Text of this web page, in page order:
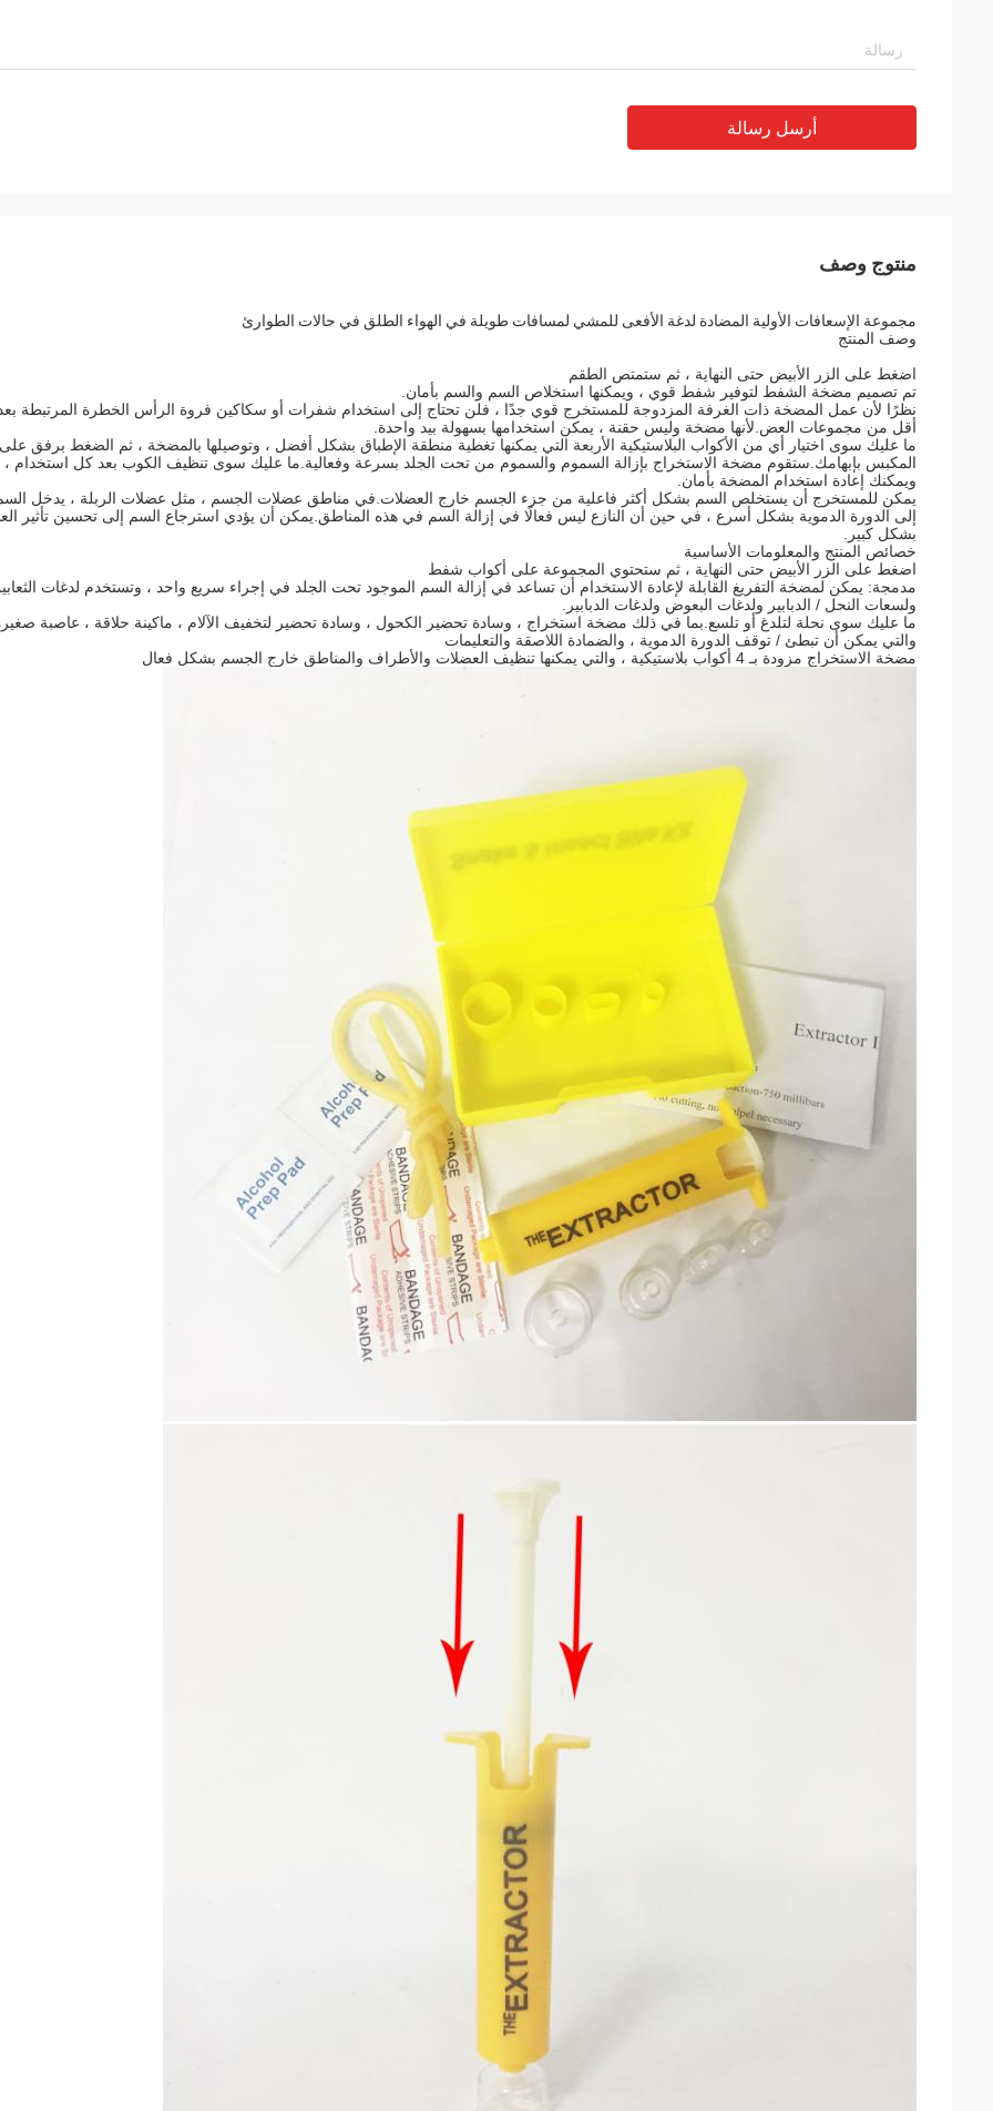
أرسل رسالة
منتوج وصف
مجموعة الإسعافات الأولية المضادة لدغة الأفعى للمشي لمسافات طويلة في الهواء الطلق في حالات الطوارئ
وصف المنتج
اضغط على الزر الأبيض حتى النهاية ، ثم ستمتص الطقم
تم تصميم مضخة الشفط لتوفير شفط قوي ، ويمكنها استخلاص السم والسم بأمان.
نظرًا لأن عمل المضخة ذات الغرفة المزدوجة للمستخرج قوي جدًا ، فلن تحتاج إلى استخدام شفرات أو سكاكين فروة الرأس الخطرة المرتبطة
أقل من مجموعات العض.لأنها مضخة وليس حقنة ، يمكن استخدامها بسهولة بيد واحدة.
ما عليك سوى اختيار أي من الأكواب البلاستيكية الأربعة التي يمكنها تغطية منطقة الإطباق بشكل أفضل ، وتوصيلها بالمضخة ، ثم الضغط برفق على
المكبس بإبهامك.ستقوم مضخة الاستخراج بإزالة السموم والسموم من تحت الجلد بسرعة وفعالية.ما عليك سوى تنظيف الكوب بعد كل استخدام ،
ويمكنك إعادة استخدام المضخة بأمان.
يمكن للمستخرج أن يستخلص السم بشكل أكثر فاعلية من جزء الجسم خارج العضلات.في مناطق عضلات الجسم ، مثل عضلات الربلة ، يدخل
إلى الدورة الدموية بشكل أسرع ، في حين أن النازع ليس فعالًا في إزالة السم في هذه المناطق.يمكن أن يؤدي استرجاع السم إلى تحسين تأثير
بشكل كبير.
خصائص المنتج والمعلومات الأساسية
اضغط على الزر الأبيض حتى النهاية ، ثم ستحتوي المجموعة على أكواب شفط
مدمجة: يمكن لمضخة التفريغ القابلة لإعادة الاستخدام أن تساعد في إزالة السم الموجود تحت الجلد في إجراء سريع واحد ، وتستخدم لدغات
ولسعات النحل / الدبابير ولدغات البعوض ولدغات الدبابير.
ما عليك سوى نحلة لتلدغ أو تلسع.بما في ذلك مضخة استخراج ، وسادة تحضير الكحول ، وسادة تحضير لتخفيف الآلام ، ماكينة حلاقة ، عاصبة
والتي يمكن أن تبطئ / توقف الدورة الدموية ، والضمادة اللاصقة والتعليمات
مضخة الاستخراج مزودة بـ 4 أكواب بلاستيكية ، والتي يمكنها تنظيف العضلات والأطراف والمناطق خارج الجسم بشكل فعال